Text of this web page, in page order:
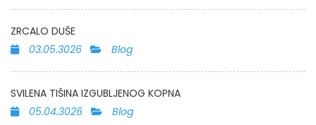
ZRCALO DUŠE
03.05.3026
Blog
SVILENA TIŠINA IZGUBLJENOG KOPNA
05.04.3026
Blog